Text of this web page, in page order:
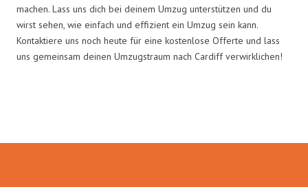
machen. Lass uns dich bei deinem Umzug unterstützen und du
wirst sehen, wie einfach und effizient ein Umzug sein kann.
Kontaktiere uns noch heute für eine kostenlose Offerte und lass
uns gemeinsam deinen Umzugstraum nach Cardiff verwirklichen!